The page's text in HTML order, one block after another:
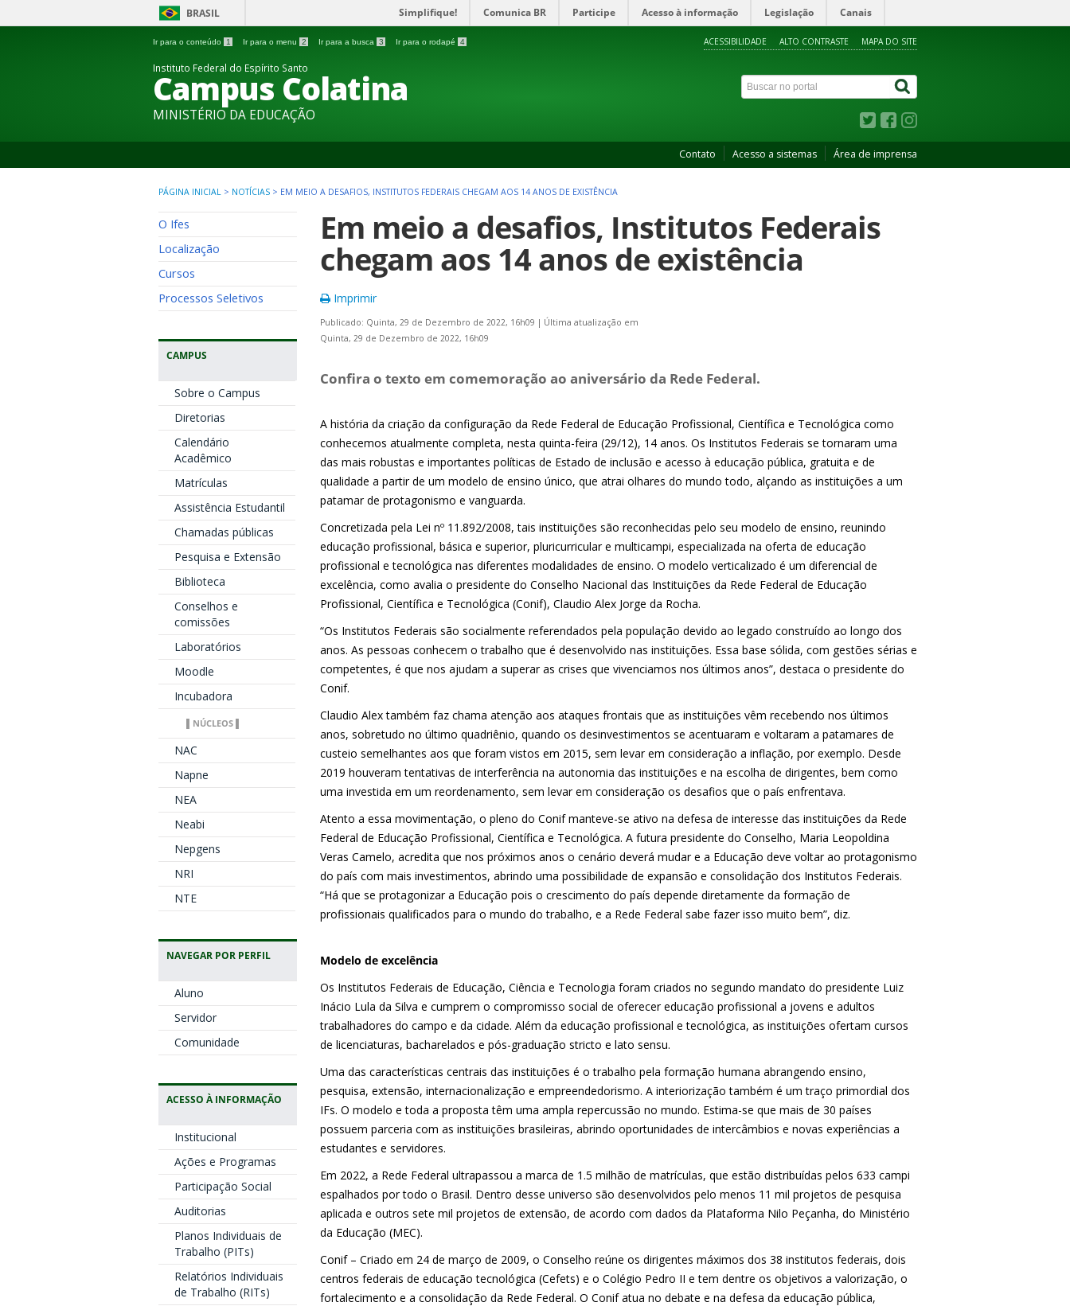
BRASIL Simplifique! Comunica BR Participe Acesso à informação Legislação Canais
Ir para o conteúdo 1 Ir para o menu 2 Ir para a busca 3 Ir para o rodapé 4 ACESSIBILIDADE ALTO CONTRASTE MAPA DO SITE
Instituto Federal do Espírito Santo
Campus Colatina
MINISTÉRIO DA EDUCAÇÃO
Contato Acesso a sistemas Área de imprensa
PÁGINA INICIAL > NOTÍCIAS > EM MEIO A DESAFIOS, INSTITUTOS FEDERAIS CHEGAM AOS 14 ANOS DE EXISTÊNCIA
O Ifes
Localização
Cursos
Processos Seletivos
CAMPUS
Sobre o Campus
Diretorias
Calendário
Acadêmico
Matrículas
Assistência Estudantil
Chamadas públicas
Pesquisa e Extensão
Biblioteca
Conselhos e
comissões
Laboratórios
Moodle
Incubadora
▌NÚCLEOS ▌
NAC
Napne
NEA
Neabi
Nepgens
NRI
NTE
NAVEGAR POR PERFIL
Aluno
Servidor
Comunidade
ACESSO À INFORMAÇÃO
Institucional
Ações e Programas
Participação Social
Auditorias
Planos Individuais de
Trabalho (PITs)
Relatórios Individuais
de Trabalho (RITs)
Em meio a desafios, Institutos Federais
chegam aos 14 anos de existência
Imprimir
Publicado: Quinta, 29 de Dezembro de 2022, 16h09 | Última atualização em
Quinta, 29 de Dezembro de 2022, 16h09
Confira o texto em comemoração ao aniversário da Rede Federal.
A história da criação da configuração da Rede Federal de Educação Profissional, Científica e Tecnológica como
conhecemos atualmente completa, nesta quinta-feira (29/12), 14 anos. Os Institutos Federais se tornaram uma
das mais robustas e importantes políticas de Estado de inclusão e acesso à educação pública, gratuita e de
qualidade a partir de um modelo de ensino único, que atrai olhares do mundo todo, alçando as instituições a um
patamar de protagonismo e vanguarda.
Concretizada pela Lei nº 11.892/2008, tais instituições são reconhecidas pelo seu modelo de ensino, reunindo
educação profissional, básica e superior, pluricurricular e multicampi, especializada na oferta de educação
profissional e tecnológica nas diferentes modalidades de ensino. O modelo verticalizado é um diferencial de
excelência, como avalia o presidente do Conselho Nacional das Instituições da Rede Federal de Educação
Profissional, Científica e Tecnológica (Conif), Claudio Alex Jorge da Rocha.
“Os Institutos Federais são socialmente referendados pela população devido ao legado construído ao longo dos
anos. As pessoas conhecem o trabalho que é desenvolvido nas instituições. Essa base sólida, com gestões sérias e
competentes, é que nos ajudam a superar as crises que vivenciamos nos últimos anos”, destaca o presidente do
Conif.
Claudio Alex também faz chama atenção aos ataques frontais que as instituições vêm recebendo nos últimos
anos, sobretudo no último quadriênio, quando os desinvestimentos se acentuaram e voltaram a patamares de
custeio semelhantes aos que foram vistos em 2015, sem levar em consideração a inflação, por exemplo. Desde
2019 houveram tentativas de interferência na autonomia das instituições e na escolha de dirigentes, bem como
uma investida em um reordenamento, sem levar em consideração os desafios que o país enfrentava.
Atento a essa movimentação, o pleno do Conif manteve-se ativo na defesa de interesse das instituições da Rede
Federal de Educação Profissional, Científica e Tecnológica. A futura presidente do Conselho, Maria Leopoldina
Veras Camelo, acredita que nos próximos anos o cenário deverá mudar e a Educação deve voltar ao protagonismo
do país com mais investimentos, abrindo uma possibilidade de expansão e consolidação dos Institutos Federais.
“Há que se protagonizar a Educação pois o crescimento do país depende diretamente da formação de
profissionais qualificados para o mundo do trabalho, e a Rede Federal sabe fazer isso muito bem”, diz.
Modelo de excelência
Os Institutos Federais de Educação, Ciência e Tecnologia foram criados no segundo mandato do presidente Luiz
Inácio Lula da Silva e cumprem o compromisso social de oferecer educação profissional a jovens e adultos
trabalhadores do campo e da cidade. Além da educação profissional e tecnológica, as instituições ofertam cursos
de licenciaturas, bacharelados e pós-graduação stricto e lato sensu.
Uma das características centrais das instituições é o trabalho pela formação humana abrangendo ensino,
pesquisa, extensão, internacionalização e empreendedorismo. A interiorização também é um traço primordial dos
IFs. O modelo e toda a proposta têm uma ampla repercussão no mundo. Estima-se que mais de 30 países
possuem parceria com as instituições brasileiras, abrindo oportunidades de intercâmbios e novas experiências a
estudantes e servidores.
Em 2022, a Rede Federal ultrapassou a marca de 1.5 milhão de matrículas, que estão distribuídas pelos 633 campi
espalhados por todo o Brasil. Dentro desse universo são desenvolvidos pelo menos 11 mil projetos de pesquisa
aplicada e outros sete mil projetos de extensão, de acordo com dados da Plataforma Nilo Peçanha, do Ministério
da Educação (MEC).
Conif – Criado em 24 de março de 2009, o Conselho reúne os dirigentes máximos dos 38 institutos federais, dois
centros federais de educação tecnológica (Cefets) e o Colégio Pedro II e tem dentre os objetivos a valorização, o
fortalecimento e a consolidação da Rede Federal. O Conif atua no debate e na defesa da educação pública,